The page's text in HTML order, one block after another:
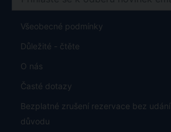
Všeobecné podmínky
Důležité - čtěte
O nás
Časté dotazy
Bezplatné zrušení rezervace bez udání
důvodu